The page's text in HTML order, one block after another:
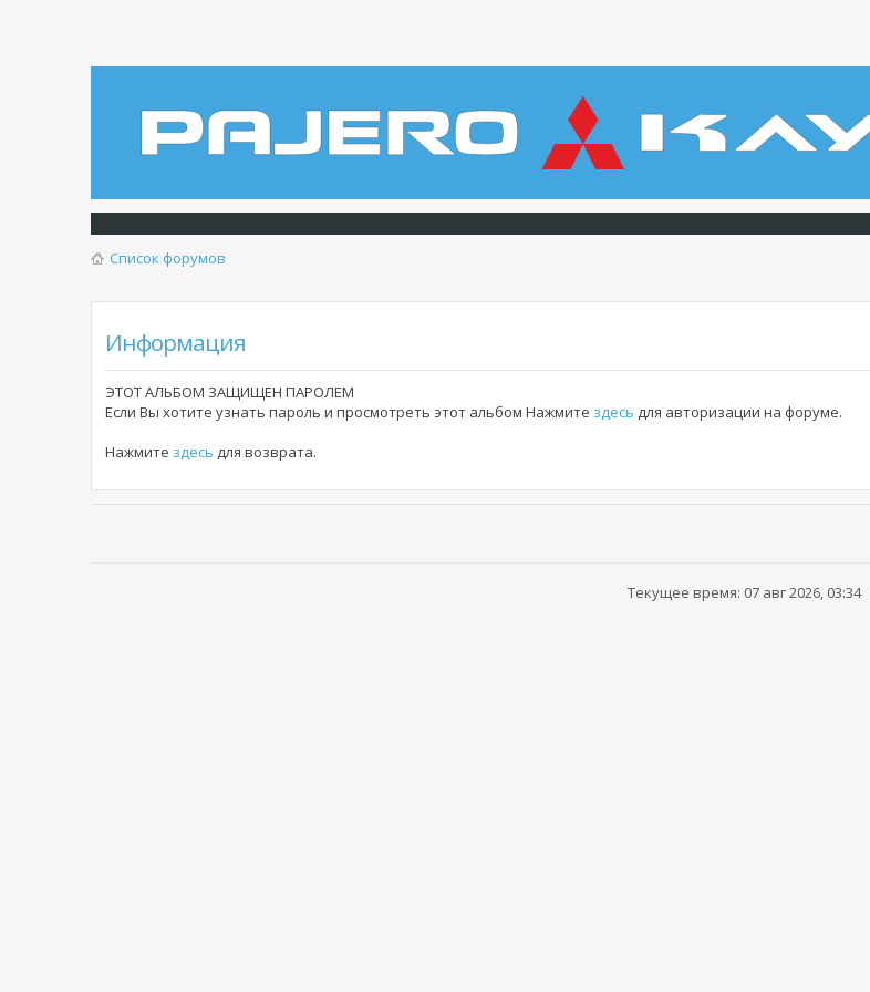
Список форумов
Информация
ЭТОТ АЛЬБОМ ЗАЩИЩЕН ПАРОЛЕМ
Если Вы хотите узнать пароль и просмотреть этот альбом Нажмите здесь для авторизации на форуме.
Нажмите здесь для возврата.
Текущее время: 07 авг 2026, 03:34